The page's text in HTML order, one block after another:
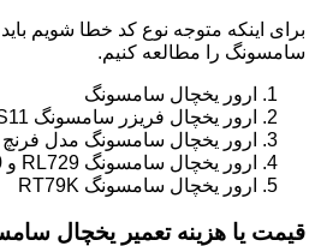
برای اینکه متوجه نوع کد خطا شویم
سامسونگ را مطالعه کنیم.
ارور یخچال سامسونگ
ارور یخچال فریزر سامسونگ RS11
ارور یخچال سامسونگ مدل فرنچ 4
ارور یخچال سامسونگ RL729 و RL730
ارور یخچال سامسونگ RT79K
قیمت یا هزینه تعمیر یخچال